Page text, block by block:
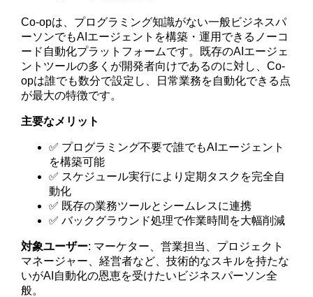
Co-opは、プログラミング知識がない一般ビジネスパ
ーソンでもAIエージェントを構築・運用できるノーコ
ード自動化プラットフォームです。既存のAIエージェ
ントツールの多くが開発者向けであるのに対し、Co-
opは誰でも数分で設定し、日常業務を自動化できる点
が最大の特徴です。
主要なメリット
✅ プログラミング不要で誰でもAIエージェント
を構築可能
✅ スケジュール実行により定期タスクを完全自
動化
✅ 既存の業務ツールとシームレスに連携
✅ バックグラウンド処理で作業時間を大幅削減
対象ユーザー: マーケター、営業担当、プロジェクト
マネージャー、経営者など、技術的なスキルを持たな
いがAI自動化の恩恵を受けたいビジネスパーソン全
般。